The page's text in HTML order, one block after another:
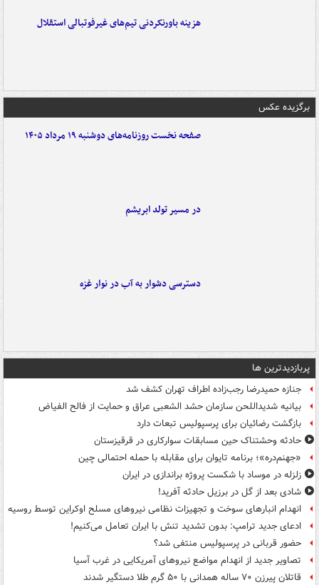
هزینه باورنکردنی تیم‌های غیرفوتبالی استقلال
برگزیده عکس
صفحه نخست روزنامه‌های دوشنبه ۱۹ مرداد ۱۴۰۵
در مسیر تولد ابریشم
دسترسی دشوار به آب در نوار غزه
پربازدیدترین ها
جنازه حمیدرضا رجب‌زاده اطراف تهران کشف شد
بیانیه شدیداللحن سازمان حشد الشعبی عراق و حمایت از فالح الفیاض
بازگشت رضائیان برای پرسپولیس تبعات دارد
حادثه وحشتناک حین مسابقات سوارکاری در قرقیزستان
«جهنم‌دره»؛ برنامه تایوان برای مقابله با حمله احتمالی چین
زلزله در موساد با شکست پروژه براندازی در ایران
شادی بعد از گل در برزیل حادثه آفرید!
انهدام انبارهای سوخت و تجهیزات نظامی نیروهای مسلح اوکراین توسط روسیه
ادعای جدید ترامپ: بدون تشدید تنش با ایران تعامل می‌کنیم!
حضور قربانی در پرسپولیس منتفی شد؟
تصاویر جدید از انهدام مواضع نیروهای آمریکایی در غرب آسیا
قاتلان پیرزن ۷۰ ساله همدانی با ۵۰ گرم طلا دستگیر شدند